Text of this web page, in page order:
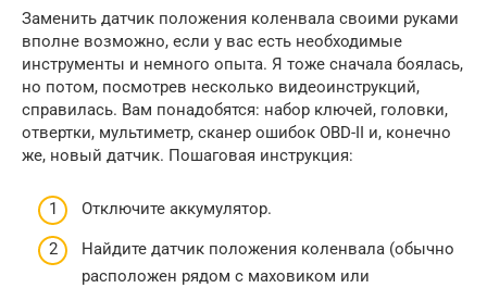
Заменить датчик положения коленвала своими руками
вполне возможно, если у вас есть необходимые
инструменты и немного опыта. Я тоже сначала боялась,
но потом, посмотрев несколько видеоинструкций,
справилась. Вам понадобятся: набор ключей, головки,
отвертки, мультиметр, сканер ошибок OBD-II и, конечно
же, новый датчик. Пошаговая инструкция:
Отключите аккумулятор.
Найдите датчик положения коленвала (обычно
расположен рядом с маховиком или